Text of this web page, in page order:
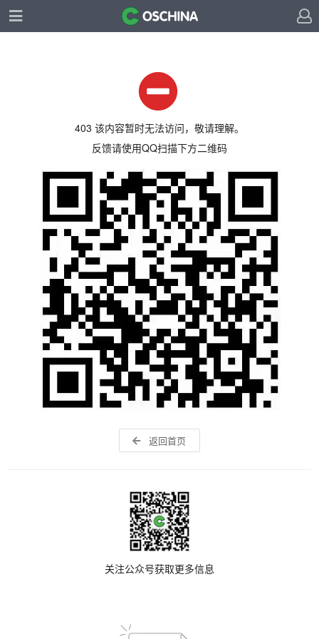
403 该内容暂时无法访问，敬请理解。
反馈请使用QQ扫描下方二维码
返回首页
关注公众号获取更多信息